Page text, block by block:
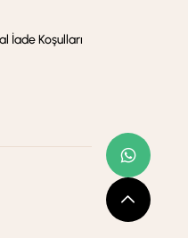
İade Koşulları